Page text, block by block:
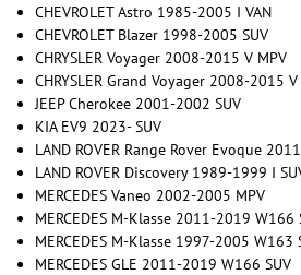
CHEVROLET Astro 1985-2005 I VAN
CHEVROLET Blazer 1998-2005 SUV
CHRYSLER Voyager 2008-2015 V MPV
CHRYSLER Grand Voyager 2008-2015 V
JEEP Cherokee 2001-2002 SUV
KIA EV9 2023- SUV
LAND ROVER Range Rover Evoque
LAND ROVER Discovery 1989-1999 I
MERCEDES Vaneo 2002-2005 MPV
MERCEDES M-Klasse 2011-2019 W166
MERCEDES M-Klasse 1997-2005 W163
MERCEDES GLE 2011-2019 W166 SUV